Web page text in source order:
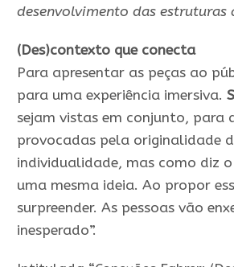
desenvolvimento das estruturas
(Des)contexto que conecta
Para apresentar as peças ao
para uma experiência imersiva.
sejam vistas em conjunto, para
provocadas pela originalidade
individualidade, mas como diz
uma mesma ideia. Ao propor
surpreender. As pessoas vão
inesperado”.